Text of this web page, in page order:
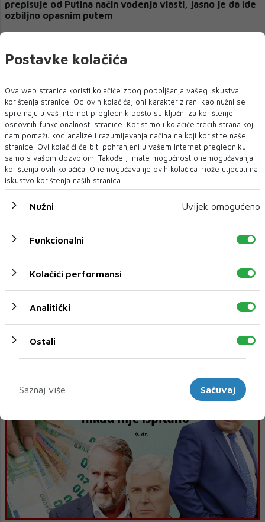
prepisuje od Putina način vođenja vlasti, jasno je da ide
ozbiljno opasnim putem
Dragan Čović se priklonio frakciji Mate Zovke, HDZ BiH
će izgubiti izbore u Žepču
Nedorasli Čović, propuštena neponovljiva prigoda za
Postavke kolačića
Ova web stranica koristi kolačiće zbog poboljšanja vašeg iskustva
korištenja stranice. Od ovih kolačića, oni karakterizirani kao nužni se
spremaju u vaš Internet preglednik pošto su ključni za korištenje
osnovnih funkcionalnosti stranice. Koristimo i kolačiće trećih strana koji
nam pomažu kod analize i razumijevanja načina na koji koristite naše
stranice. Ovi kolačići će biti pohranjeni u vašem Internet pregledniku
samo s vašom dozvolom. Također, imate mogućnost onemogućavanja
korištenja ovih kolačića. Onemogućavanje ovih kolačića može utjecati na
iskustvo korištenja naših stranica.
Nužni Uvijek omogućeno
Funkcionalni
Kolačići performansi
Analitički
Ostali
Saznaj više
Sačuvaj